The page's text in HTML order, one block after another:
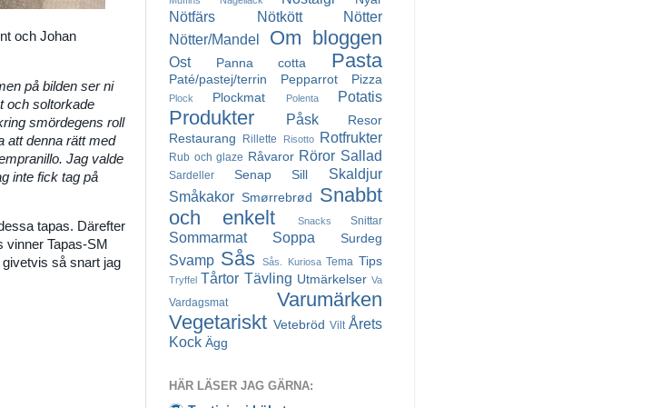
och Johan
på bilden ser ni
och soltorkade
smördegens roll
att denna rätt med
Jag valde
inte fick tag på
tapas. Därefter
Tapas-SM
så snart jag
Nötfärs Nötkött
Nötter
Nötter/Mandel
Om bloggen
Ost Panna cotta Pasta
Paté/pastej/terrin Pepparrot Pizza
Plock Plockmat Polenta Potatis
Produkter Påsk
Resor
Restaurang
Rillette Risotto Rotfrukter
Rub och glaze Råvaror Röror Sallad
Sardeller Senap Sill
Skaldjur
Småkakor Smørrebrød
Snabbt
och enkelt
Snacks Snittar
Sommarmat Soppa Surdeg
Svamp Sås Sås. Kuriosa Tema Tips
Tryffel Tårtor Tävling Utmärkelser Va
Vardagsmat
Varumärken
Vegetariskt Vetebröd Vilt Årets
Kock Ägg
HÄR LÄSER JAG GÄRNA: